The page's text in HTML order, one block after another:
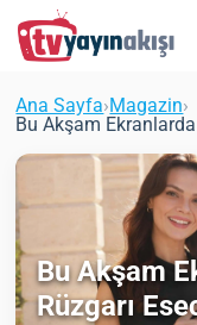
Ana Sayfa›Magazin›
Bu Akşam
Bu Akşam
Rüzgarı